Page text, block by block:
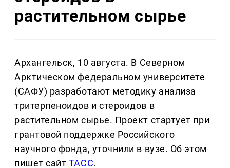
растительном сырье
Архангельск, 10 августа. В Северном
Арктическом федеральном университете
(САФУ) разработают методику анализа
тритерпеноидов и стероидов в
растительном сырье. Проект стартует при
грантовой поддержке Российского
научного фонда, уточнили в вузе. Об этом
пишет сайт ТАСС.